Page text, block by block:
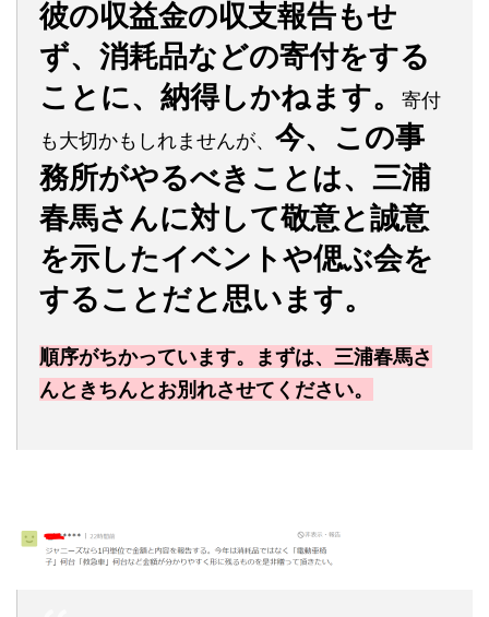
彼の収益金の収支報告もせ
ず、消耗品などの寄付をする
ことに、納得しかねます。
寄付
も大切かもしれませんが、 今、この事
務所がやるべきことは、三浦
春馬さんに対して敬意と誠意
を示したイベントや偲ぶ会を
することだと思います。
順序がちかっています。まずは、三浦春馬さ
んときちんとお別れさせてください。